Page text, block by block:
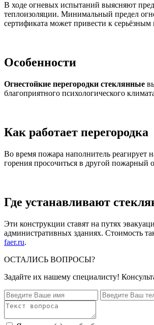
В ходе огневых испытаний выясняют
теплоизоляции. Минимальный предел
сертификата может привести к серьёзным
Особенности
Огнестойкие перегородки стеклянные
благоприятного психологического
Как работает перегородка
Во время пожара наполнитель реагирует
горения просочиться в другой пожарный
Где устанавливают
Эти конструкции ставят на путях
административных зданиях. Стоимость
faer.ru.
ОСТАЛИСЬ ВОПРОСЫ?
Задайте их нашему специалисту!